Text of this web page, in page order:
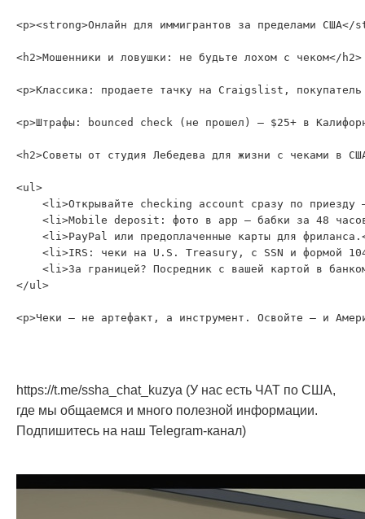
<p><strong>Онлайн для иммигрантов за пределами
<h2>Мошенники и ловушки: не будьте лохом с чеком</h2>
<p>Классика: продаете тачку на Craigslist,
<p>Штрафы: bounced check (не прошел) — $25+ в
<h2>Советы от студия Лебедева для жизни с чеками в
<ul>
<li>Открывайте checking account сразу по
<li>Mobile deposit: фото в app — бабки за 48
<li>PayPal или предоплаченные карты для
<li>IRS: чеки на U.S. Treasury, с SSN и формой
<li>За границей? Посредник с вашей картой в
</ul>
https://t.me/ssha_chat_kuzya (У нас есть ЧАТ по США,
где мы общаемся и много полезной информации.
Подпишитесь на наш Telegram-канал)